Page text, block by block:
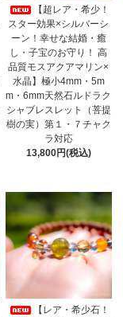
【超レア・希少！
スター効果×シルバーシ
ーン！幸せな結婚・癒
し・子宝のお守り！ 高
品質モスアクアマリン×
水晶】極小4mm・5m
m・6mm天然石ルドラク
シャブレスレット（菩提
樹の実）第１・７チャク
ラ対応
13,800円(税込)
【レア・希少石！